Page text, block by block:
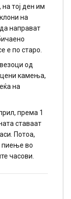
тој ден им
на
направат
е по старо.
од
камења,
на
према 1
ставаат
Потоа,
пиење во
часови.